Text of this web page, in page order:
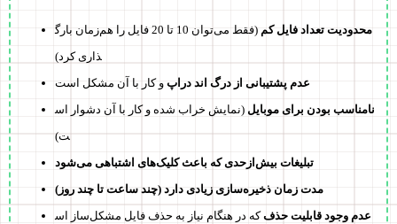
محدودیت تعداد فایل کم
(فقط می‌توان 10 تا 20 فایل را هم‌زمان بارگ
ذاری کرد)
عدم پشتیبانی از درگ اند دراپ و کار با آن مشکل است
نامناسب بودن برای موبایل (نمایش خراب شده و کار با آن دشوار اس
ت)
تبلیغات بیش‌ازحدی که باعث کلیک‌های اشتباهی می‌شود
مدت زمان ذخیره‌سازی زیادی دارد (چند ساعت تا چند روز)
عدم وجود قابلیت حذفکه در هنگام نیاز به حذف فایل مشکل‌ساز اس